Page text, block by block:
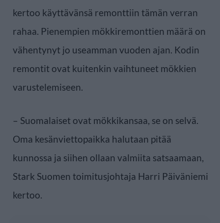
kertoo käyttävänsä remonttiin tämän verran
rahaa. Pienempien mökkiremonttien määrä on
vähentynyt jo useamman vuoden ajan. Kodin
remontit ovat kuitenkin vaihtuneet mökkien
varustelemiseen.
– Suomalaiset ovat mökkikansaa, se on selvä.
Oma kesänviettopaikka halutaan pitää
kunnossa ja siihen ollaan valmiita satsaamaan,
Stark Suomen toimitusjohtaja Harri Päiväniemi
kertoo.